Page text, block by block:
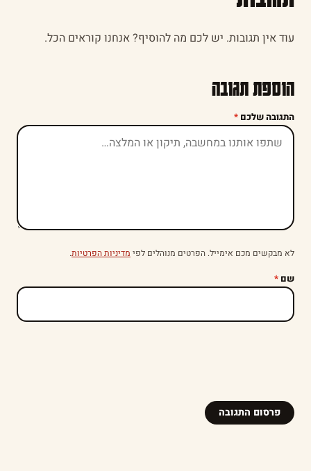
עוד אין תגובות. יש לכם מה להוסיף? אנחנו קוראים הכל.
הוספת תגובה
התגובה שלכם *
לא מבקשים מכם אימייל. הפרטים מנוהלים לפי מדיניות הפרטיות.
שם *